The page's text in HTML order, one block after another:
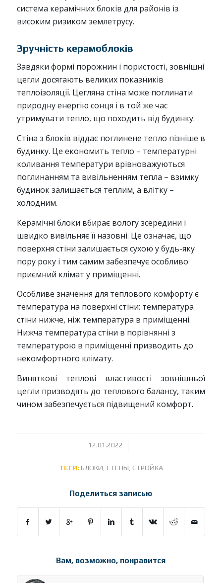
система керамічних блоків для районів із
високим ризиком землетрусу.
Зручність керамоблоків
Завдяки формі порожнин і пористості, зовнішні
цегли досягають великих показників
теплоізоляції. Цегляна стіна може поглинати
природну енергію сонця і в той же час
утримувати тепло, що походить від будинку.
Стіна з блоків віддає поглинене тепло пізніше в
будинку. Це економить тепло – температурні
коливання температури врівноважуються
поглинанням та вивільненням тепла – взимку
будинок залишається теплим, а влітку –
холодним.
Керамічні блоки вбирає вологу зсередини і
швидко вивільняє її назовні. Це означає, що
поверхня стіни залишається сухою у будь-яку
пору року і тим самим забезпечує особливо
приємний клімат у приміщенні.
Особливе значення для теплового комфорту є
температура на поверхні стіни: температура
стіни нижче, ніж температура в приміщенні.
Нижча температура стіни в порівнянні з
температурою в приміщенні призводить до
некомфортного клімату.
Виняткові теплові властивості зовнішньої
цегли призводять до теплового балансу, таким
чином забезпечується підвищений комфорт.
12.01.2022
/
ТЕГИ: БЛОКИ, СТЕНЫ, СТРОЙКА
Поделиться записью
Вам, возможно, понравится